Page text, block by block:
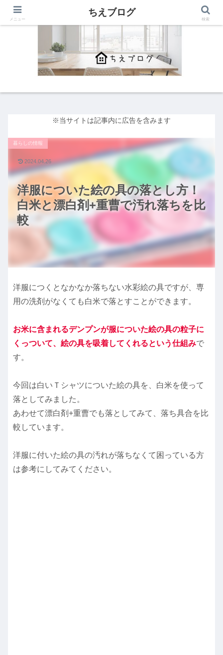
※当サイトは記事内に広告を含みます
洋服についた絵の具の落とし方！
白米と漂白剤+重曹で汚れ落ちを比
較
暮らしの情報
2024.04.26
洋服につくとなかなか落ちない水彩絵の具ですが、専
用の洗剤がなくても白米で落とすことができます。
お米に含まれるデンプンが服についた絵の具の粒子に
くっついて、絵の具を吸着してくれるという仕組みで
す。
今回は白いＴシャツについた絵の具を、白米を使って
落としてみました。
あわせて漂白剤+重曹でも落としてみて、落ち具合を比
較しています。
洋服に付いた絵の具の汚れが落ちなくて困っている方
は参考にしてみてください。
メニュー
ちえブログ
検索